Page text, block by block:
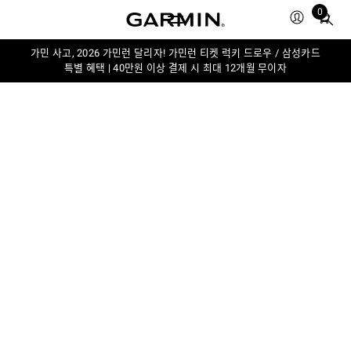
0
Total
in
가민 사고, 2026 가민런 달리자! 가민런 티켓 럭키 드로우 / 삼성카드
특별 혜택 | 40만원 이상 결제 시 최대 12개월 무이자